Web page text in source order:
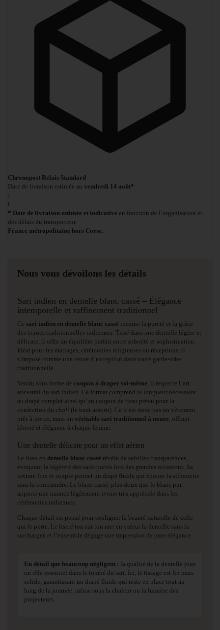
Chronopost Relais Standard
Date de livraison estimée au vendredi 14 août*
›
i
* Date de livraison estimée et indicative en fonction de l’organisation et
des délais du transporteur.
France métropolitaine hors Corse.
Nous vous dévoilons les détails
Sari indien en dentelle blanc cassé – Élégance
intemporelle et raffinement traditionnel
Ce sari indien en dentelle blanc cassé incarne la pureté et la grâce
des tenues traditionnelles indiennes. Tissé dans une dentelle légère et
délicate, il offre un équilibre parfait entre sobriété et sophistication.
Idéal pour les mariages, cérémonies religieuses ou réceptions, il
s’impose comme une tenue d’exception dans toute garde-robe
traditionnelle.
Vendu sous forme de coupon à draper soi-même , il respecte l’art
ancestral du sari indien. Ce format comprend la longueur nécessaire
au drapé complet ainsi qu’un coupon de tissu prévu pour la
confection du choli (le haut assorti). Ce n’est donc pas un vêtement
prêt-à-porter, mais un véritable sari traditionnel à nouer , offrant
liberté et élégance à chaque femme.
Une dentelle délicate pour un effet aérien
Le tissu en dentelle blanc cassé révèle de subtiles transparences,
évoquant la légèreté des saris portés lors des grandes occasions. Sa
texture fine et souple permet un drapé fluide qui épouse la silhouette
sans la contraindre. Le blanc cassé, plus doux que le blanc pur,
apporte une nuance légèrement ivoire très appréciée dans les
cérémonies indiennes.
Chaque détail est pensé pour souligner la beauté naturelle de celle
qui le porte. Le liseré ton sur ton met en valeur la dentelle sans la
surcharger, et l’ensemble dégage une impression de pure élégance.
Un détail que beaucoup négligent : la qualité de la dentelle joue
un rôle essentiel dans le tombé du sari. Ici, le tissage est fin mais
solide, garantissant un drapé fluide qui reste en place tout au
long de la journée, même sous la chaleur ou la lumière des
projecteurs.